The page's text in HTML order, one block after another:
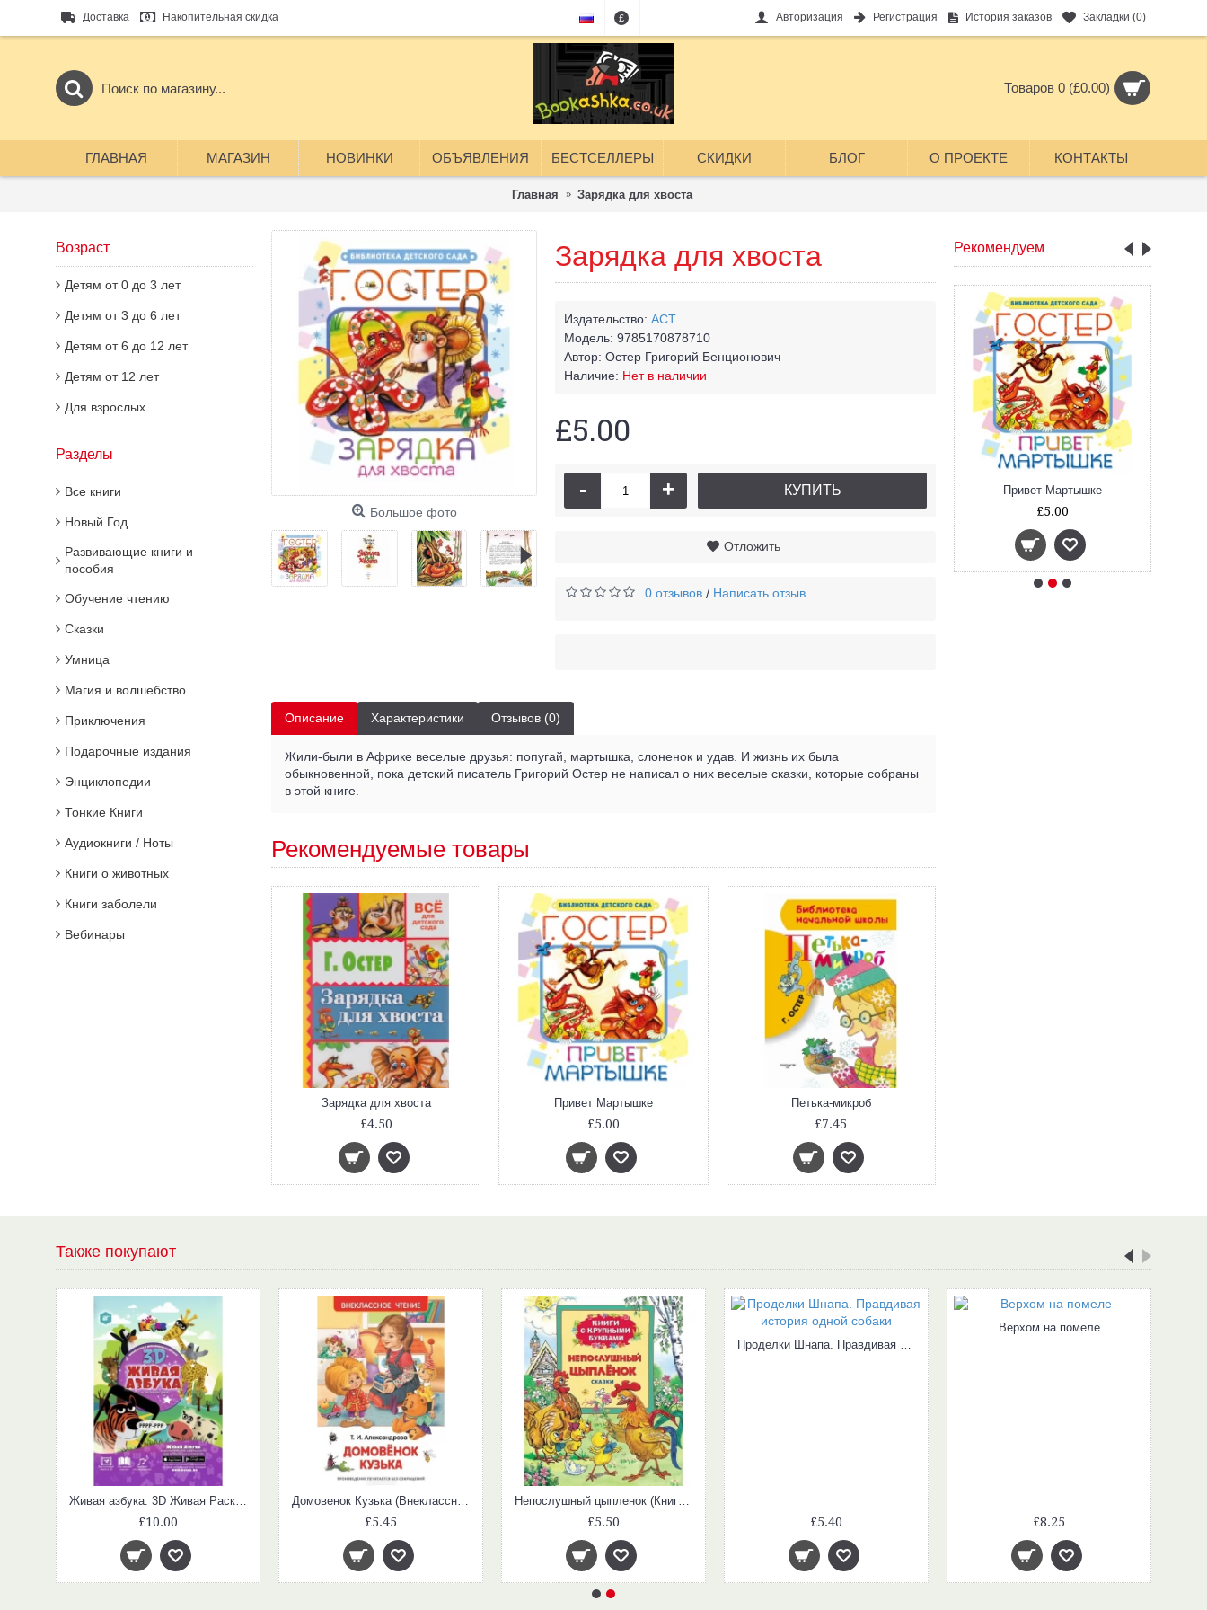
Доставка Накопительная скидка £ Авторизация Регистрация История заказов Закладки (0)
Товаров 0 (£0.00)
ГЛАВНАЯ МАГАЗИН НОВИНКИ ОБЪЯВЛЕНИЯ БЕСТСЕЛЛЕРЫ СКИДКИ БЛОГ О ПРОЕКТЕ КОНТАКТЫ
Главная Зарядка для хвоста
Возраст
Детям от 0 до 3 лет
Детям от 3 до 6 лет
Детям от 6 до 12 лет
Детям от 12 лет
Для взрослых
Разделы
Все книги
Новый Год
Развивающие книги и
пособия
Обучение чтению
Сказки
Умница
Магия и волшебство
Приключения
Подарочные издания
Энциклопедии
Тонкие Книги
Аудиокниги / Ноты
Книги о животных
Книги заболели
Вебинары
Рекомендуем
Зарядка для хвоста
£4.50
Привет Мартышке
£5.00
Большое фото
Зарядка для хвоста
Издательство: АСТ
Модель: 9785170878710
Автор: Остер Григорий Бенционович
Наличие: Нет в наличии
£5.00
- + КУПИТЬ
Отложить
0 отзывов / Написать отзыв
Описание Характеристики Отзывов (0)
Жили-были в Африке веселые друзья: попугай, мартышка, слоненок и удав. И жизнь их была
обыкновенной, пока детский писатель Григорий Остер не написал о них веселые сказки, которые собраны
в этой книге.
Рекомендуемые товары
Зарядка для хвоста
£4.50
Привет Мартышке
£5.00
Петька-микроб
£7.45
Также покупают
Живая азбука. 3D Живая Раскраска
£10.00
Домовенок Кузька (Внеклассное Чтение)
£5.45
Непослушный цыпленок (Книги с крупными буквами)
£5.50
Проделки Шнапа. Правдивая история одной собаки
£5.40
Верхом на помеле
£8.25